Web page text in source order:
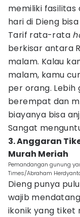
memiliki fasilitas
hari di Dieng
Tarif rata-rata
berkisar antara
malam. Kalau
malam, kamu
per orang. Lebih
berempat dan
biayanya bisa
Sangat
3. Anggaran
Murah Meriah
Pemandangan gunung
Times/Abraham
Dieng punya
wajib
ikonik yang tiket